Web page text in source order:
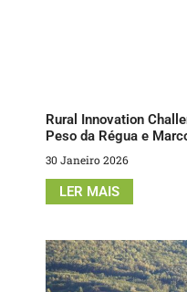
Rural Innovation
Peso da Régua e
30 Janeiro 2026
LER MAIS